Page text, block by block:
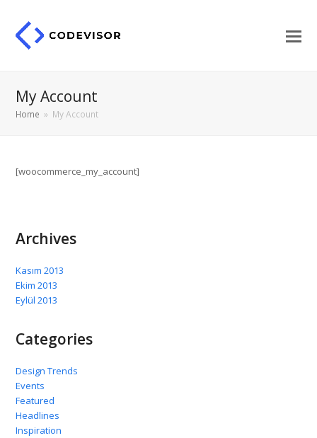
My Account
Home » My Account
[woocommerce_my_account]
Archives
Kasım 2013
Ekim 2013
Eylül 2013
Categories
Design Trends
Events
Featured
Headlines
Inspiration